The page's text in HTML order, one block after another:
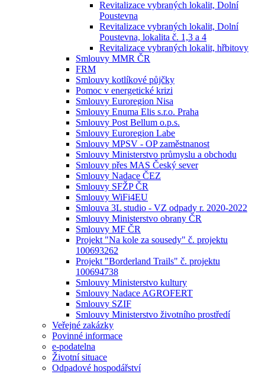
Revitalizace vybraných lokalit, Dolní
Poustevna
Revitalizace vybraných lokalit, Dolní
Poustevna, lokalita č. 1,3 a 4
Revitalizace vybraných lokalit, hřbitovy
Smlouvy MMR ČR
FRM
Smlouvy kotlíkové půjčky
Pomoc v energetické krizi
Smlouvy Euroregion Nisa
Smlouvy Enuma Elis s.r.o. Praha
Smlouvy Post Bellum o.p.s.
Smlouvy Euroregion Labe
Smlouvy MPSV - OP zaměstnanost
Smlouvy Ministerstvo průmyslu a obchodu
Smlouvy přes MAS Český sever
Smlouvy Nadace ČEZ
Smlouvy SFŽP ČR
Smlouvy WiFi4EU
Smlouva 3L studio - VZ odpady r. 2020-2022
Smlouvy Ministerstvo obrany ČR
Smlouvy MF ČR
Projekt "Na kole za sousedy" č. projektu
100693262
Projekt "Borderland Trails" č. projektu
100694738
Smlouvy Ministerstvo kultury
Smlouvy Nadace AGROFERT
Smlouvy SZIF
Smlouvy Ministerstvo životního prostředí
Veřejné zakázky
Povinné informace
e-podatelna
Životní situace
Odpadové hospodářství